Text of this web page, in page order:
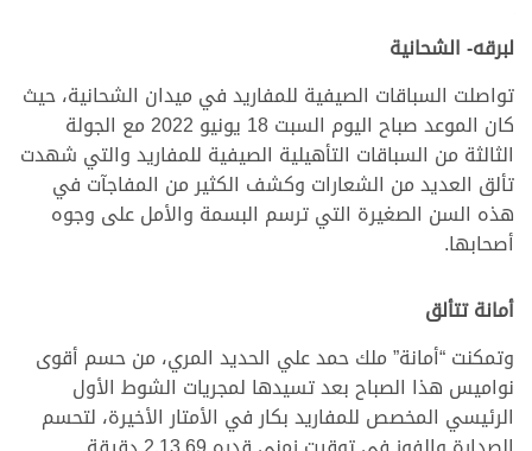
لبرقه- الشحانية
تواصلت السباقات الصيفية للمفاريد في ميدان الشحانية، حيث
كان الموعد صباح اليوم السبت 18 يونيو 2022 مع الجولة
الثالثة من السباقات التأهيلية الصيفية للمفاريد والتي شهدت
تألق العديد من الشعارات وكشف الكثير من المفاجآت في
هذه السن الصغيرة التي ترسم البسمة والأمل على وجوه
أصحابها.
أمانة تتألق
وتمكنت “أمانة” ملك حمد علي الحديد المري، من حسم أقوى
نواميس هذا الصباح بعد تسيدها لمجريات الشوط الأول
الرئيسي المخصص للمفاريد بكار في الأمتار الأخيرة، لتحسم